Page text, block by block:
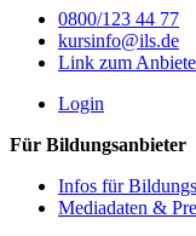
0800/123 44 77
kursinfo@ils.de
Link zum
Login
Für Bildungsanbieter
Infos für
Mediadaten &